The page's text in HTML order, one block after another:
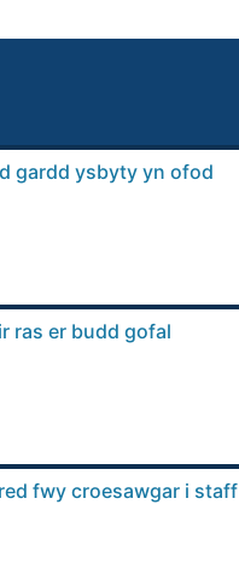
gardd ysbyty yn ofod
ras er budd gofal
fwy croesawgar i staff